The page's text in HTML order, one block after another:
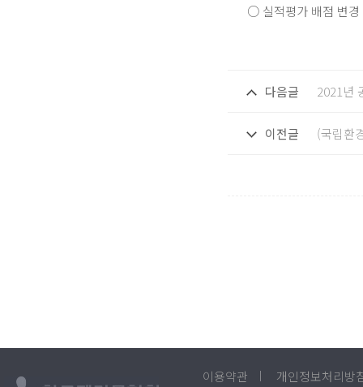
○ 실적평가 배점 변경
다음글 2021년
이전글 (국립환
이용약관 개인정보처리방